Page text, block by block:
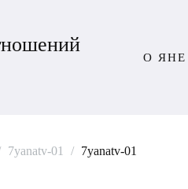
О ЯНЕ
7yanatv-01 / 7yanatv-01